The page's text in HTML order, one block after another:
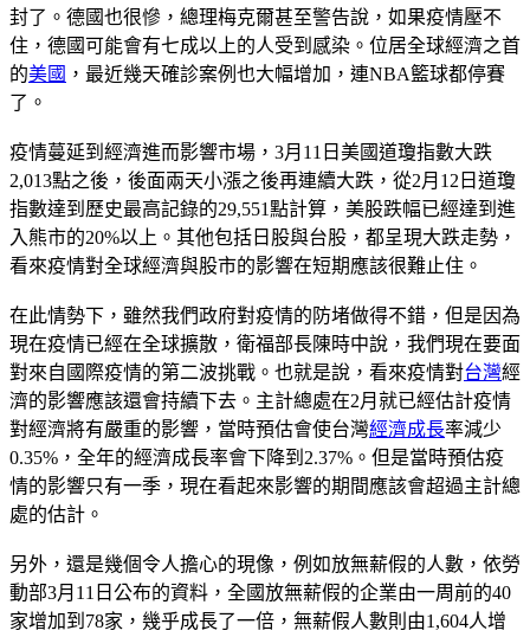
封了。德國也很慘，總理梅克爾甚至警告說，如果疫情壓不
住，德國可能會有七成以上的人受到感染。位居全球經濟之首
的美國 ，最近幾天確診案例也大幅增加，連NBA籃球都停賽
了。
疫情蔓延到經濟進而影響市場，3月11日美國道瓊指數大跌
2,013點之後，後面兩天小漲之後再連續大跌，從2月12日道瓊
指數達到歷史最高記錄的29,551點計算，美股跌幅已經達到進
入熊市的20%以上。其他包括日股與台股，都呈現大跌走勢，
看來疫情對全球經濟與股市的影響在短期應該很難止住。
在此情勢下，雖然我們政府對疫情的防堵做得不錯，但是因為
現在疫情已經在全球擴散，衛福部長陳時中說，我們現在要面
對來自國際疫情的第二波挑戰。也就是說，看來疫情對台灣經
濟的影響應該還會持續下去。主計總處在2月就已經估計疫情
對經濟將有嚴重的影響，當時預估會使台灣經濟成長率減少
0.35%，全年的經濟成長率會下降到2.37%。但是當時預估疫
情的影響只有一季，現在看起來影響的期間應該會超過主計總
處的估計。
另外，還是幾個令人擔心的現像，例如放無薪假的人數，依勞
動部3月11日公布的資料，全國放無薪假的企業由一周前的40
家增加到78家，幾乎成長了一倍，無薪假人數則由1,604人增